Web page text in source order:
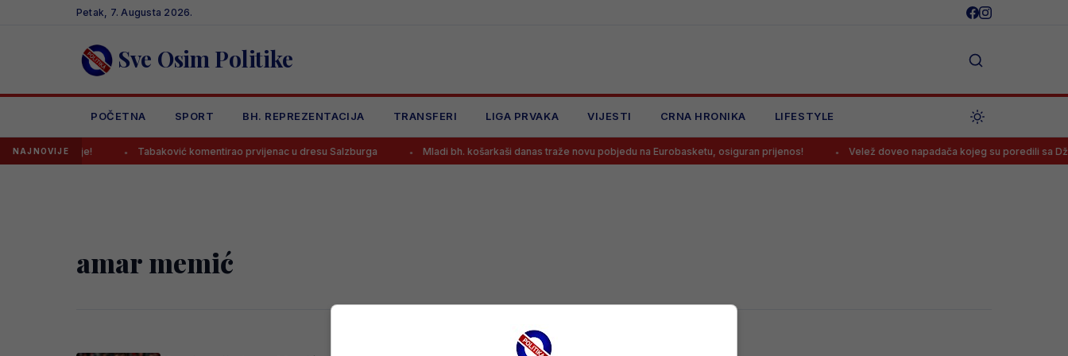
Petak, 7. Augusta 2026.
Sve Osim Politike
POČETNA SPORT BH. REPREZENTACIJA TRANSFERI LIGA PRVAKA VIJESTI CRNA HRONIKA LIFESTYLE
NAJNOVIJE
tri su opcije! Tabaković komentirao prvijenac u dresu Salzburga Mladi bh. košarkaši danas traže novu pobjedu na Eurobasketu, osiguran prijenos! Velež doveo napadača kojeg su poredili sa
amar memić